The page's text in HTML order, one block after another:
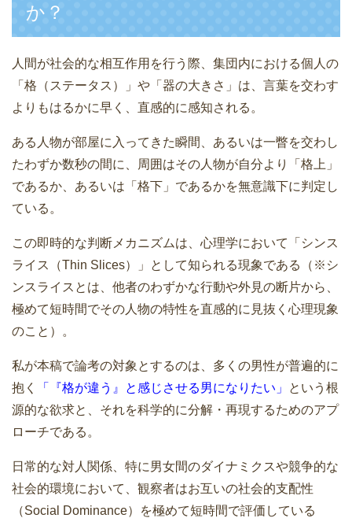
か？
人間が社会的な相互作用を行う際、集団内における個人の
「格（ステータス）」や「器の大きさ」は、言葉を交わす
よりもはるかに早く、直感的に感知される。
ある人物が部屋に入ってきた瞬間、あるいは一瞥を交わし
たわずか数秒の間に、周囲はその人物が自分より「格上」
であるか、あるいは「格下」であるかを無意識下に判定し
ている。
この即時的な判断メカニズムは、心理学において「シンス
ライス（Thin Slices）」として知られる現象である（※シ
ンスライスとは、他者のわずかな行動や外見の断片から、
極めて短時間でその人物の特性を直感的に見抜く心理現象
のこと）。
私が本稿で論考の対象とするのは、多くの男性が普遍的に
抱く
「『格が違う』と感じさせる男になりたい」
という根
源的な欲求と、それを科学的に分解・再現するためのアプ
ローチである。
日常的な対人関係、特に男女間のダイナミクスや競争的な
社会的環境において、観察者はお互いの社会的支配性
（Social Dominance）を極めて短時間で評価している